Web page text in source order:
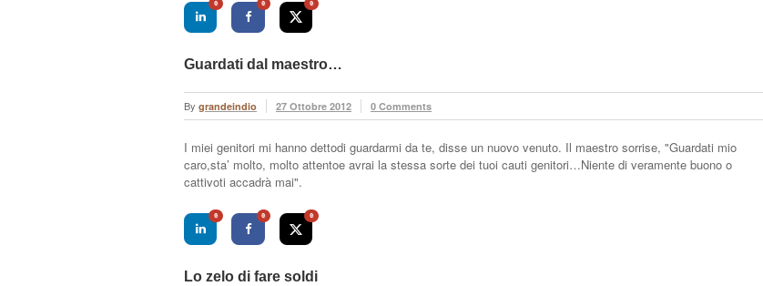
0 0 0
Guardati dal maestro…
By grandeindio 27 Ottobre 2012 0 Comments
I miei genitori mi hanno dettodi guardarmi da te, disse un nuovo venuto. Il maestro sorrise, "Guardati mio
caro,sta’ molto, molto attentoe avrai la stessa sorte dei tuoi cauti genitori…Niente di veramente buono o
cattivoti accadrà mai".
0 0 0
Lo zelo di fare soldi